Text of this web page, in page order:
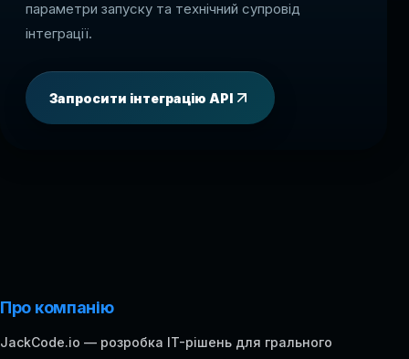
параметри запуску та технічний супровід
інтеграції.
Запросити інтеграцію API
Про компанію
JackCode.io — розробка IT-рішень для грального